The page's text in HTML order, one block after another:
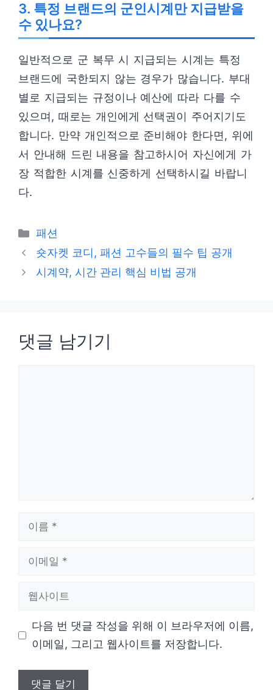
3. 특정 브랜드의 군인시계만 지급받을
수 있나요?
일반적으로 군 복무 시 지급되는 시계는 특정
브랜드에 국한되지 않는 경우가 많습니다. 부대
별로 지급되는 규정이나 예산에 따라 다를 수
있으며, 때로는 개인에게 선택권이 주어지기도
합니다. 만약 개인적으로 준비해야 한다면, 위에
서 안내해 드린 내용을 참고하시어 자신에게 가
장 적합한 시계를 신중하게 선택하시길 바랍니
다.
카
테
고
리
패션
숏자켓 코디, 패션 고수들의 필수 팁 공개
시계약, 시간 관리 핵심 비법 공개
댓글 남기기
다음 번 댓글 작성을 위해 이 브라우저에 이름,
이메일, 그리고 웹사이트를 저장합니다.